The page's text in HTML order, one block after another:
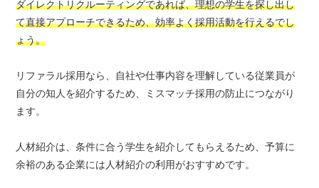
ダイレクトリクルーティングであれば、理想の学生を探し出し
て直接アプローチできるため、効率よく採用活動を行えるでし
ょう。
リファラル採用なら、自社や仕事内容を理解している従業員が
自分の知人を紹介するため、ミスマッチ採用の防止につながり
ます。
人材紹介は、条件に合う学生を紹介してもらえるため、予算に
余裕のある企業には人材紹介の利用がおすすめです。